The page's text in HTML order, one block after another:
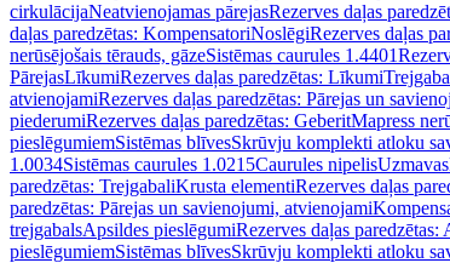
cirkulācijaNeatvienojamas pārejasRezerves daļas
daļas paredzētas: KompensatoriNoslēgiRezerves daļas
nerūsējošais tērauds, gāzeSistēmas caurules 1.4401
PārejasLīkumiRezerves daļas paredzētas: Līkumi
atvienojamiRezerves daļas paredzētas: Pārejas un
piederumiRezerves daļas paredzētas: GeberitMapress
pieslēgumiemSistēmas blīvesSkrūvju komplekti atloku
1.0034Sistēmas caurules 1.0215Caurules nipelisUzmavas
paredzētas: TrejgabaliKrusta elementiRezerves daļas
paredzētas: Pārejas un savienojumi, atvienojami
trejgabalsApsildes pieslēgumiRezerves daļas paredzētas:
pieslēgumiemSistēmas blīvesSkrūvju komplekti atloku